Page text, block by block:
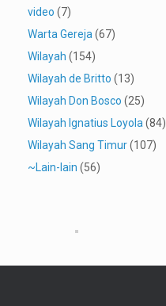
video (7)
Warta Gereja (67)
Wilayah (154)
Wilayah de Britto (13)
Wilayah Don Bosco (25)
Wilayah Ignatius Loyola (84)
Wilayah Sang Timur(107)
~Lain-lain (56)